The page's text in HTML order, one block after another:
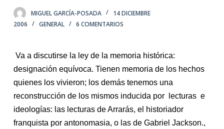
o
e
n
d
o
MIGUEL GARCÍA-POSADA
14 DICIEMBRE
2006
GENERAL 6 COMENTARIOS
Va a discutirse la ley de la memoria histórica:
designación equívoca. Tienen memoria de los hechos
quienes los vivieron; los demás tenemos una
reconstrucción de los mismos inducida por lecturas e
ideologías: las lecturas de Arrarás, el historiador
franquista por antonomasia, o las de Gabriel Jackson.,